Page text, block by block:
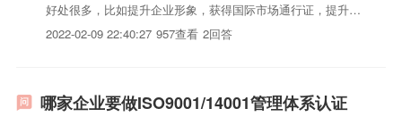
好处很多，比如提升企业形象，获得国际市场通行证，提升
iso三体系认证质量等等
2022-02-09 22:40:27 957查看 2回答
哪家企业要做ISO9001/14001管理体系认证